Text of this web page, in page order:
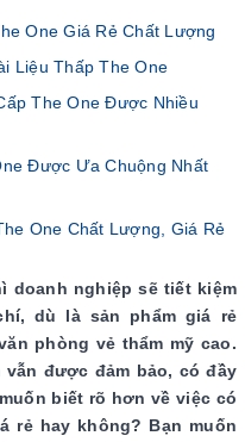
One Giá Rẻ Chất Lượng
Liệu Thấp The One
The One Được Nhiều
Được Ưa Chuộng Nhất
One Chất Lượng, Giá Rẻ
doanh nghiệp sẽ tiết kiệm
dù là sản phẩm giá rẻ
phòng vẻ thẩm mỹ cao.
được đảm bảo, có đầy
biết rõ hơn về việc có
rẻ hay không? Bạn muốn